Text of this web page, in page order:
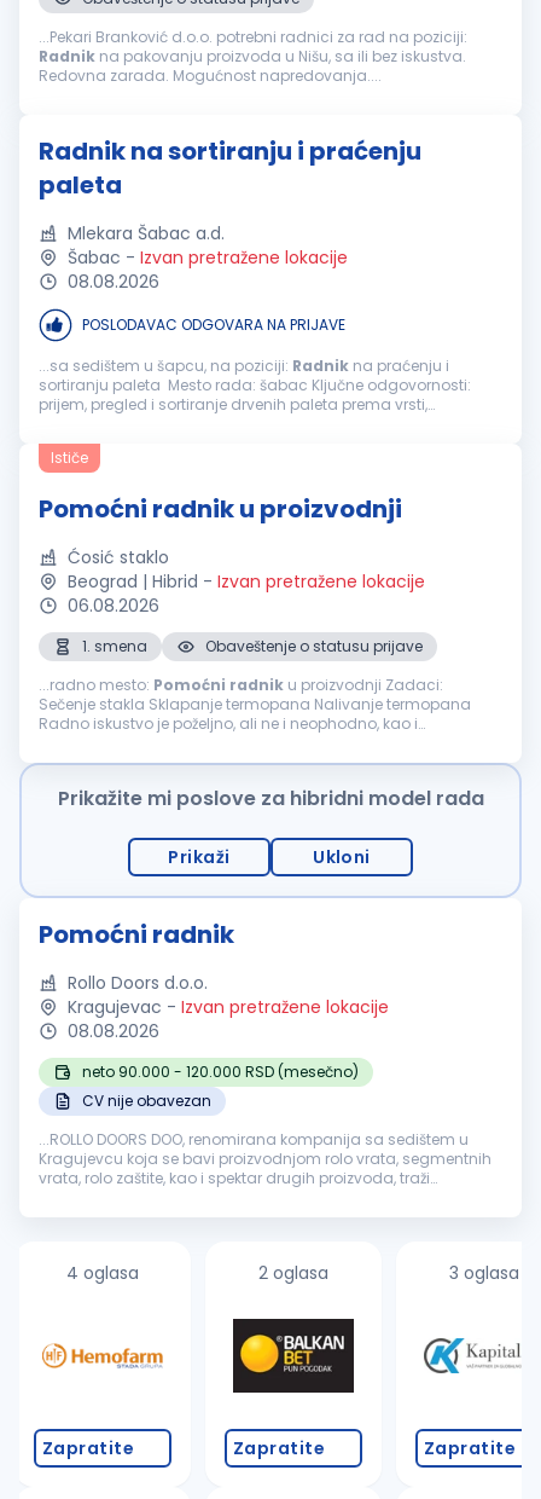
...Pekari Branković d.o.o. potrebni radnici za rad na poziciji:
Radnik na pakovanju proizvoda u Nišu, sa ili bez iskustva.
Redovna zarada. Mogućnost napredovanja....
Radnik na sortiranju i praćenju
paleta
Mlekara Šabac a.d.
Šabac - Izvan pretražene lokacije
08.08.2026
POSLODAVAC ODGOVARA NA PRIJAVE
...sa sedištem u šapcu, na poziciji: Radnik na praćenju i
sortiranju paleta Mesto rada: šabac Ključne odgovornosti:
prijem, pregled i sortiranje drvenih paleta prema vrsti,
ispravne, oštećene...
Ističe
Pomoćni radnik u proizvodnji
Ćosić staklo
Beograd | Hibrid - Izvan pretražene lokacije
06.08.2026
1. smena
Obaveštenje o statusu prijave
...radno mesto: Pomoćni radnik u proizvodnji Zadaci:
Sečenje stakla Sklapanje termopana Nalivanje termopana
Radno iskustvo je poželjno, ali ne i neophodno, kao i
dogovoru. Obezbeđen topli obrok. Prijava...
Prikažite mi poslove za hibridni model rada
Prikaži Ukloni
Pomoćni radnik
Rollo Doors d.o.o.
Kragujevac - Izvan pretražene lokacije
08.08.2026
neto 90.000 - 120.000 RSD (mesečno)
CV nije obavezan
...ROLLO DOORS DOO, renomirana kompanija sa sedištem u
Kragujevcu koja se bavi proizvodnjom rolo vrata, segmentnih
vrata, rolo zaštite, kao i spektar drugih proizvoda, traži
radnik
4 oglasa
Zapratite
2 oglasa
Zapratite
3 oglasa
Zapratite